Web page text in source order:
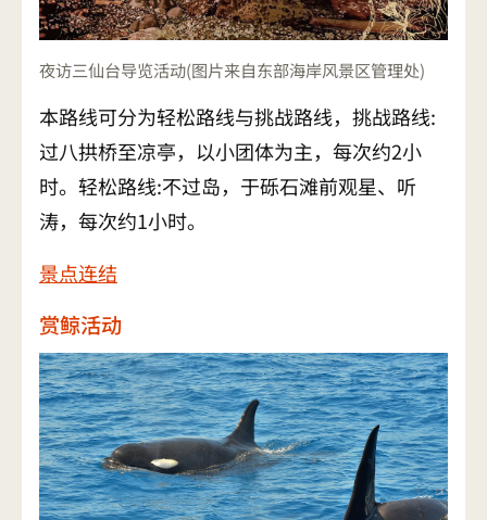
夜访三仙台导览活动(图片来自东部海岸风景区管理处)
本路线可分为轻松路线与挑战路线，挑战路线:
过八拱桥至凉亭，以小团体为主，每次约2小
时。轻松路线:不过岛，于砾石滩前观星、听
涛，每次约1小时。
景点连结
赏鲸活动